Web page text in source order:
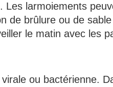
larmoiements
de brûlure ou de
le matin avec les
ou bactérienne.